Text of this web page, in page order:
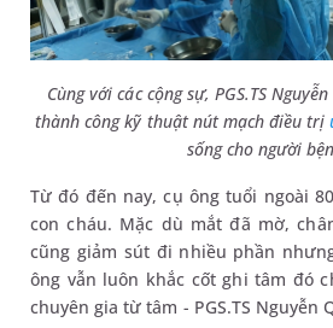
Cùng với các cộng sự, PGS.TS
thành công kỹ thuật nút mạch điều trị
sống cho người
Từ đó đến nay, cụ ông tuổi ngoài
con cháu. Mặc dù mắt đã mờ,
cũng giảm sút đi nhiều phần
ông vẫn luôn khắc cốt ghi tâm đó
chuyên gia từ tâm - PGS.TS Nguyễn